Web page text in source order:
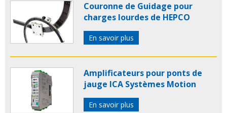
Couronne de Guidage pour
charges lourdes de HEPCO
En savoir plus
Amplificateurs pour ponts de
jauge ICA Systèmes Motion
En savoir plus